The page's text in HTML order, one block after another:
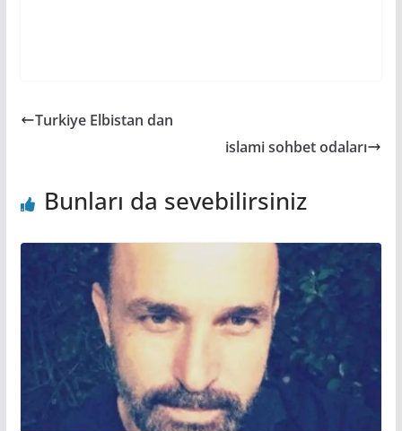
Turkiye Elbistan dan
islami sohbet odaları
Bunları da sevebilirsiniz